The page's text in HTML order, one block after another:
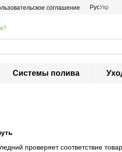
соглашение РусУкр
Системы полива
проверяет соответствие